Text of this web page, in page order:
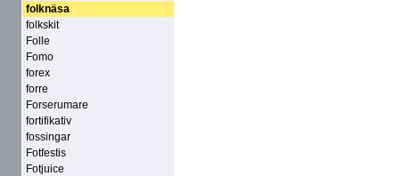
folknäsa
folkskit
Folle
Fomo
forex
forre
Forserumare
fortifikativ
fossingar
Fotfestis
Fotjuice